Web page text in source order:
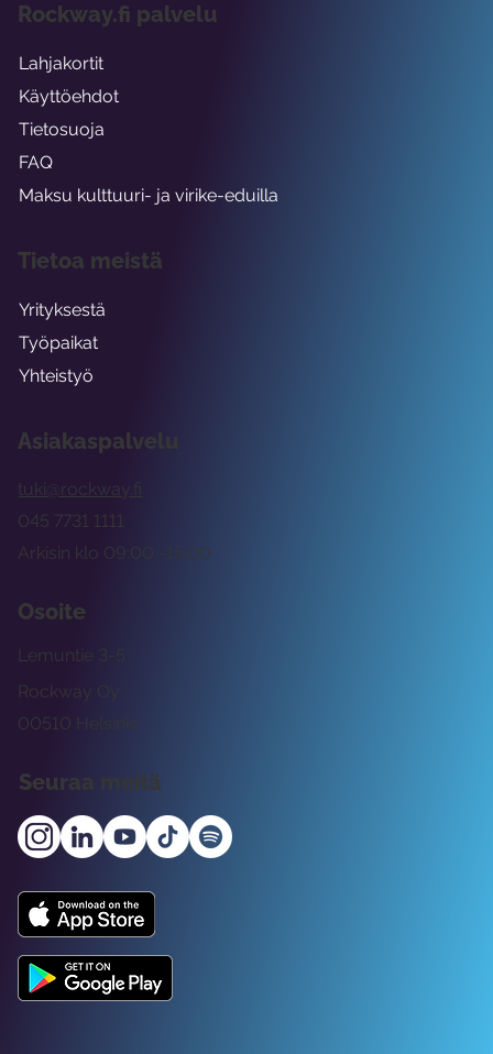
Asiakaspalvelu
tuki@rockway.fi
Arkisin klo 09:00 -15:00
045 7731 1111
Osoite
Rockway Oy
Lemuntie 3-5
00510 Helsinki
Seuraa meitä
Rockway.fi palvelu
Lahjakortit
Käyttöehdot
Tietosuoja
FAQ
Maksu kulttuuri- ja virike-eduilla
Tietoa meistä
Yrityksestä
Työpaikat
Yhteistyö